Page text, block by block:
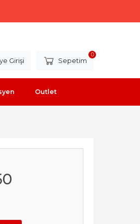
Girişi Sepetim
0
Outlet